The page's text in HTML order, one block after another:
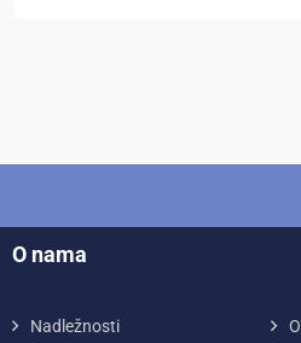
O nama
Nadležnosti